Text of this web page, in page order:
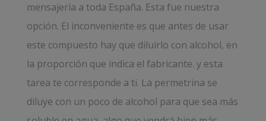
mensajería a toda España. Esta fue nuestra
opción. El inconveniente es que antes de usar
este compuesto hay que diluirlo con alcohol, en
la proporción que indica el fabricante. y esta
tarea te corresponde a ti. La permetrina se
diluye con un poco de alcohol para que sea más